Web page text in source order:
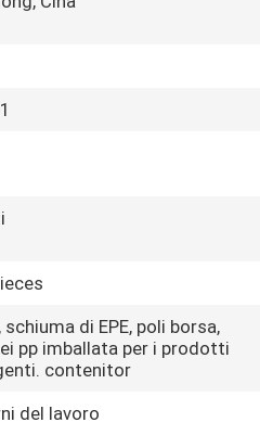
schiuma di EPE, poli borsa,
pp imballata per i prodotti
contenitor
del lavoro